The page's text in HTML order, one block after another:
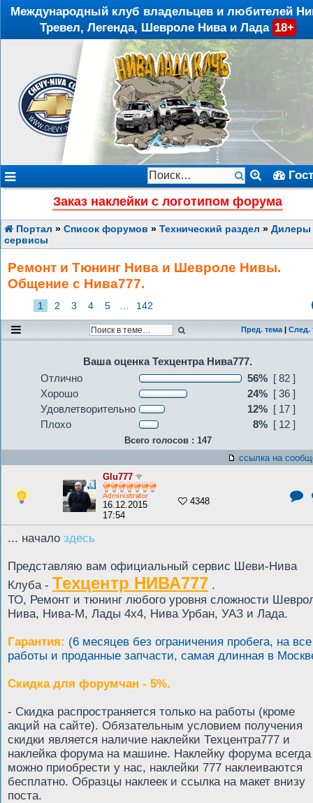
Международный клуб владельцев и любителей
Тревел, Легенда, Шевроле Нива и Лада 18+
Заказ наклейки с логотипом форума
Портал » Список форумов » Технический раздел » Дилеры
сервисы
Ремонт и Тюнинг Нива и Шевроле Нивы.
Общение с Нива777.
1 2 3 4 5 142
Пред. тема | След.
Ваша оценка Техцентра Нива777.
Отлично
56% [ 82 ]
Хорошо
24% [ 36 ]
Удовлетворительно
12% [ 17 ]
Плохо
8% [ 12 ]
Всего голосов : 147
ссылка на
Glu777
16.12.2015
17:54
4348
... начало здесь
Представляю вам официальный сервис Шеви-Нива
Клуба - Техцентр НИВА777 .
ТО, Ремонт и тюнинг любого уровня сложности
Нива, Нива-М, Лады 4х4, Нива Урбан, УАЗ и Лада.
Гарантия: (6 месяцев без ограничения пробега, на все
работы и проданные запчасти, самая длинная в
Скидка для форумчан - 5%.
- Скидка распространяется только на работы (кроме
акций на сайте). Обязательным условием получения
скидки является наличие наклейки Техцентра777 и
наклейка форума на машине. Наклейку форума всегда
можно приобрести у нас, наклейки 777 наклеиваются
бесплатно. Образцы наклеек и ссылка на макет внизу
поста.